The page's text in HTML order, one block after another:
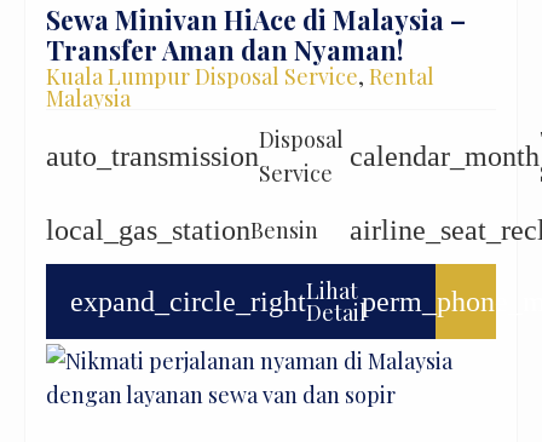
Sewa Minivan HiAce di Malaysia –
Transfer Aman dan Nyaman!
Kuala Lumpur Disposal Service, Rental
Malaysia
auto_transmission
Disposal
Service
calendar_month
local_gas_stationBensin
expand_circle_rightLihat
Detail